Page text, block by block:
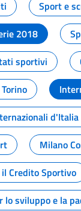
Sport e
2018
sportivi
d'Italia
Milano
Credito Sportivo
sviluppo e la